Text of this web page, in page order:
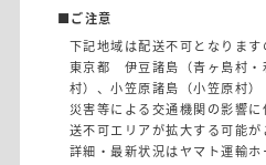
■ご注意
下記地域は配送不可となります
東京都 伊豆諸島（青ヶ島村・
村）、小笠原諸島（小笠原村）
災害等による交通機関の影響
送不可エリアが拡大する可能が
詳細・最新状況はヤマト運輸